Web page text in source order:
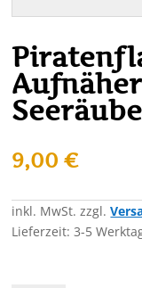
9,00€
inkl. MwSt. zzgl.
Lieferzeit:3-5